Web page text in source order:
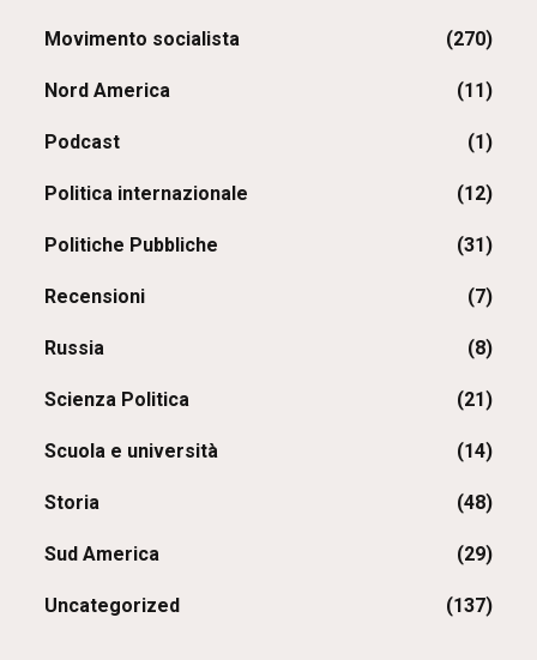
Movimento socialista (270)
Nord America (11)
Podcast (1)
Politica internazionale (12)
Politiche Pubbliche (31)
Recensioni (7)
Russia (8)
Scienza Politica (21)
Scuola e università (14)
Storia (48)
Sud America (29)
Uncategorized (137)